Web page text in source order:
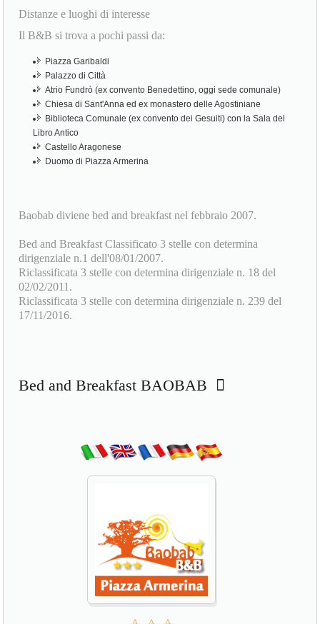
Distanze e luoghi di interesse
Il B&B si trova a pochi passi da:
Piazza Garibaldi
Palazzo di Città
Atrio Fundrò (ex convento Benedettino, oggi sede comunale)
Chiesa di Sant'Anna ed ex monastero delle Agostiniane
Biblioteca Comunale (ex convento dei Gesuiti) con la Sala del
Libro Antico
Castello Aragonese
Duomo di Piazza Armerina
Baobab diviene bed and breakfast nel febbraio 2007.
Bed and Breakfast Classificato 3 stelle con determina
dirigenziale n.1 dell'08/01/2007.
Riclassificata 3 stelle con determina dirigenziale n. 18 del
02/02/2011.
Riclassificata 3 stelle con determina dirigenziale n. 239 del
17/11/2016.
Bed and Breakfast BAOBAB